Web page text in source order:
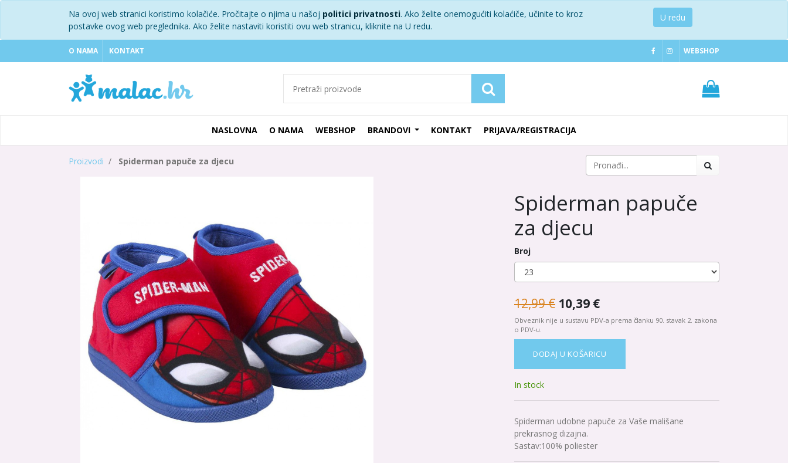
Na ovoj web stranici koristimo kolačiće. Pročitajte o njima u našoj politici privatnosti. Ako želite onemogućiti kolaćiče, učinite to kroz
postavke ovog web preglednika. Ako želite nastaviti koristiti ovu web stranicu, kliknite na U redu.
U redu
O NAMA KONTAKT WEBSHOP
NASLOVNA O NAMA WEBSHOP BRANDOVI KONTAKT PRIJAVA/REGISTRACIJA
Proizvodi Spiderman papuče za djecu
Spiderman papuče
za djecu
Broj
12,99€ 10,39 €
Obveznik nije u sustavu PDV-a prema članku 90. stavak 2. zakona
o PDV-u.
DODAJ U KOŠARICU
In stock
Spiderman udobne papuče za Vaše mališane
prekrasnog dizajna.
Sastav:100% poliester